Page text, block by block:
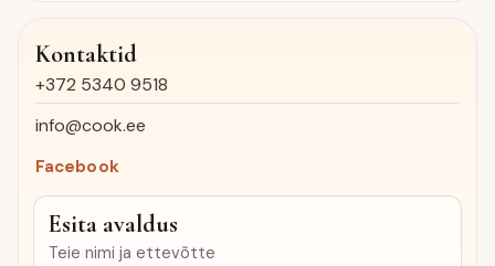
Kontaktid
+372 5340 9518
info@cook.ee
Facebook
Esita avaldus
Teie nimi ja ettevõtte